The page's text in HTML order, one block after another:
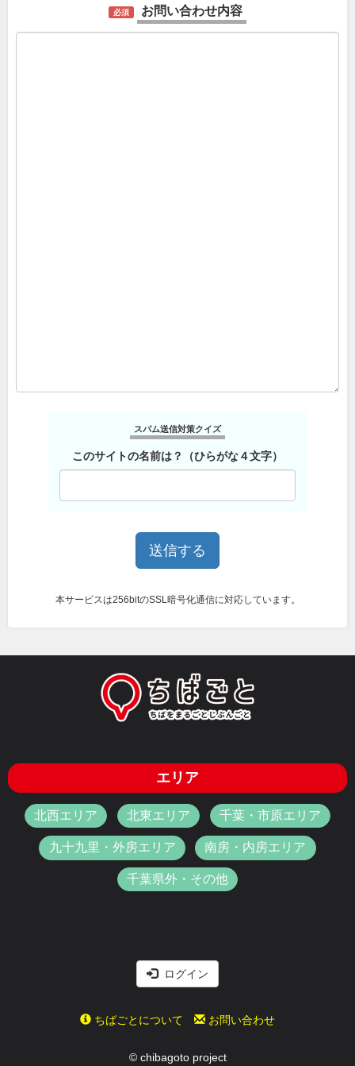
必須 お問い合わせ内容
スパム送信対策クイズ
このサイトの名前は？（ひらがな４文字）
本サービスは256bitのSSL暗号化通信に対応しています。
エリア
北西エリア 北東エリア 千葉・市原エリア
九十九里・外房エリア 南房・内房エリア
千葉県外・その他
ログイン
ちばごとについて お問い合わせ
© chibagoto project